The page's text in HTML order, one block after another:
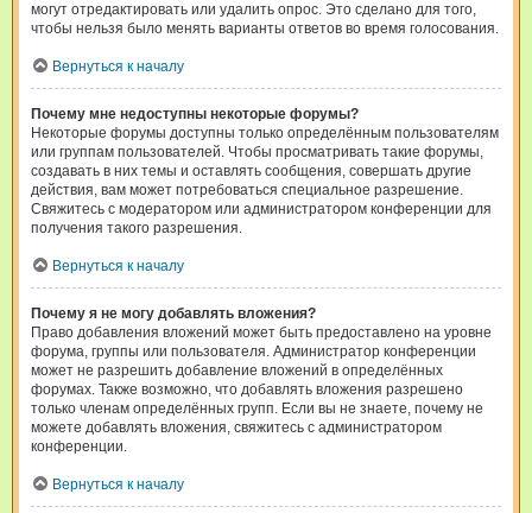
могут отредактировать или удалить опрос. Это сделано для того,
чтобы нельзя было менять варианты ответов во время голосования.
Вернуться к началу
Почему мне недоступны некоторые форумы?
Некоторые форумы доступны только определённым пользователям
или группам пользователей. Чтобы просматривать такие форумы,
создавать в них темы и оставлять сообщения, совершать другие
действия, вам может потребоваться специальное разрешение.
Свяжитесь с модератором или администратором конференции для
получения такого разрешения.
Вернуться к началу
Почему я не могу добавлять вложения?
Право добавления вложений может быть предоставлено на уровне
форума, группы или пользователя. Администратор конференции
может не разрешить добавление вложений в определённых
форумах. Также возможно, что добавлять вложения разрешено
только членам определённых групп. Если вы не знаете, почему не
можете добавлять вложения, свяжитесь с администратором
конференции.
Вернуться к началу